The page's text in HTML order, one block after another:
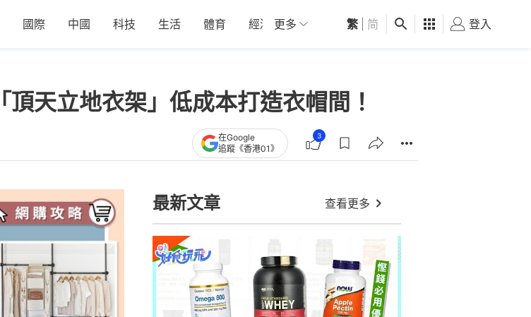
國際 中國 科技 生活 體育 經濟 01深圳 觀點 健康 好食玩飛
更多 繁 简 登入
天立地衣架」低成本打造衣帽間！
在Google
追蹤《香港01》
3
最新文章 查看更多